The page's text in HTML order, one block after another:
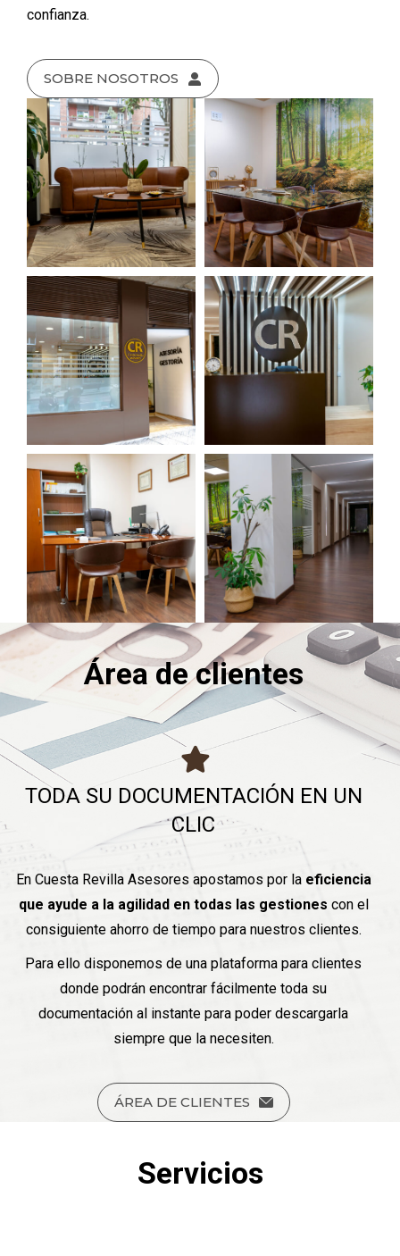
confianza.
SOBRE NOSOTROS
Área de clientes
TODA SU DOCUMENTACIÓN EN UN
CLIC
En Cuesta Revilla Asesores apostamos por la eficiencia
que ayude a la agilidad en todas las gestiones con el
consiguiente ahorro de tiempo para nuestros clientes.
Para ello disponemos de una plataforma para clientes
donde podrán encontrar fácilmente toda su
documentación al instante para poder descargarla
siempre que la necesiten.
ÁREA DE CLIENTES
Servicios